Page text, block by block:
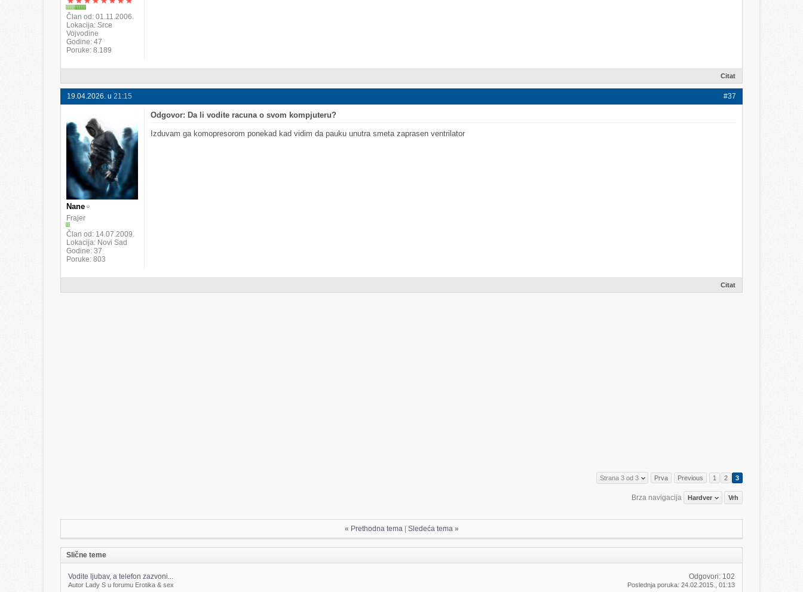
Član od 01.11.2006.
Lokacija Srce
Vojvodine
Godine 47
Poruke 8.189
Citat
19.04.2026. u 21:15 #37
Nane
Frajer
Član od 14.07.2009.
Lokacija Novi Sad
Godine 37
Poruke 803
Odgovor: Da li vodite racuna o svom kompjuteru?
Izduvam ga komopresorom ponekad kad vidim da pauku unutra smeta zaprasen ventrilator
Citat
Strana 3 od 3 Prva Previous 1 2 3
Brza navigacija Hardver Vrh
« Prethodna tema| Sledeća tema »
Slične teme
Vodite ljubav, a telefon zazvoni...
Autor Lady S u forumu Erotika & sex
Odgovori: 102
Poslednja poruka: 24.02.2015., 01:13